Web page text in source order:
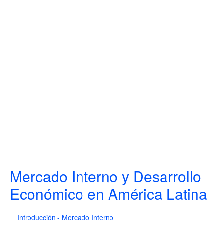
Mercado Interno y Desarrollo
Económico en América Latina
Introducción - Mercado Interno